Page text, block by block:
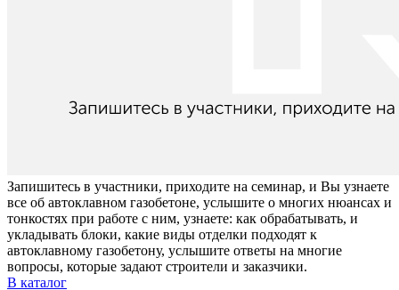
Запишитесь в участники, приходите на семинар, и Вы узнаете
все об автоклавном газобетоне, услышите о многих нюансах и
тонкостях при работе с ним, узнаете: как обрабатывать, и
укладывать блоки, какие виды отделки подходят к
автоклавному газобетону, услышите ответы на многие
вопросы, которые задают строители и заказчики.
В каталог